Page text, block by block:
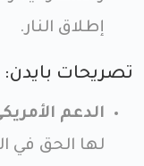
إطلاق النار.
تصريحات بايدن:
الدعم
لها الحق في